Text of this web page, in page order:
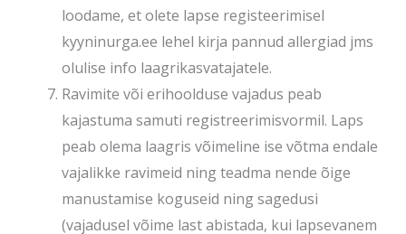
loodame, et olete lapse registeerimisel
kyyninurga.ee lehel kirja pannud allergiad jms
olulise info laagrikasvatajatele.
Ravimite või erihoolduse vajadus peab
kajastuma samuti registreerimisvormil. Laps
peab olema laagris võimeline ise võtma endale
vajalikke ravimeid ning teadma nende õige
manustamise koguseid ning sagedusi
(vajadusel võime last abistada, kui lapsevanem